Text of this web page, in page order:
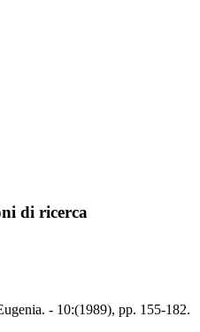
di ricerca
- 10:(1989), pp. 155-182.